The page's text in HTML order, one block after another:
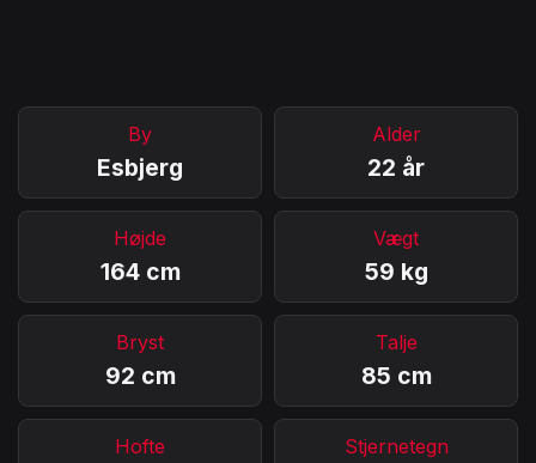
By
Esbjerg
Alder
22 år
Højde
164 cm
Vægt
59 kg
Bryst
92 cm
Talje
85 cm
Hofte Stjernetegn